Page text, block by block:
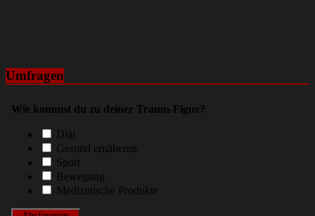
Umfragen
Wie kommst du zu deiner Traum-Figur?
Diät
Gesund ernäheren
Sport
Bewegung
Medizinische Produkte